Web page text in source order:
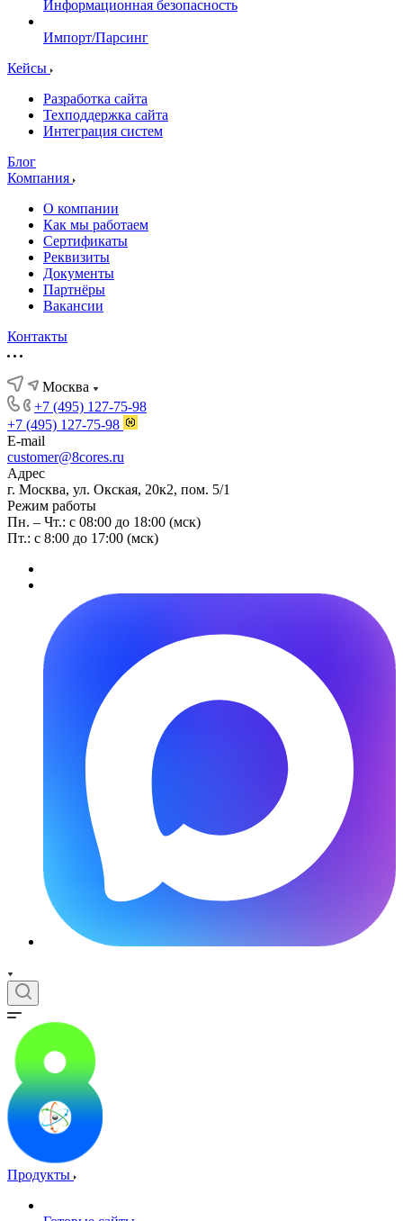
Информационная безопасность
Импорт/Парсинг
Кейсы
Разработка сайта
Техподдержка сайта
Интеграция систем
Блог
Компания
О компании
Как мы работаем
Сертификаты
Реквизиты
Документы
Партнёры
Вакансии
Контакты
Москва
+7 (495) 127-75-98
+7 (495) 127-75-98
E-mail
customer@8cores.ru
Адрес
г. Москва, ул. Окская, 20к2, пом. 5/1
Режим работы
Пн. – Чт.: с 08:00 до 18:00 (мск)
Пт.: с 8:00 до 17:00 (мск)
Продукты